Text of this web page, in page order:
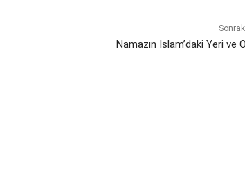
Namazın İslam’daki Yeri ve